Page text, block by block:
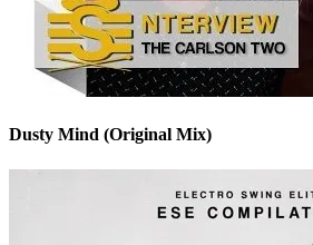
Dusty Mind (Original Mix)